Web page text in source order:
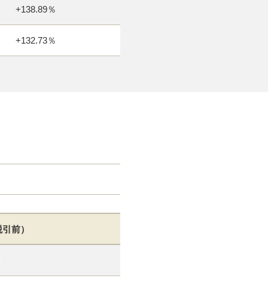
+138.89％
+132.73％
前）